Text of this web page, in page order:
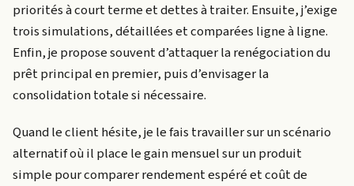
priorités à court terme et dettes à traiter. Ensuite, j’exige
trois simulations, détaillées et comparées ligne à ligne.
Enfin, je propose souvent d’attaquer la renégociation du
prêt principal en premier, puis d’envisager la
consolidation totale si nécessaire.
Quand le client hésite, je le fais travailler sur un scénario
alternatif où il place le gain mensuel sur un produit
simple pour comparer rendement espéré et coût de